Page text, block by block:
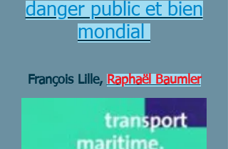
danger public et bien
mondial
François Lille, Raphaël Baumler